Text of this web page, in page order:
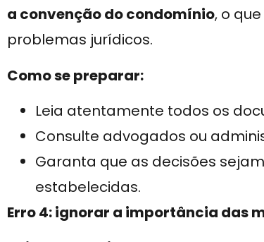
a convenção do condomínio, o
problemas jurídicos.
Como se preparar:
Leia atentamente todos os
Consulte advogados ou
Garanta que as decisões
estabelecidas.
Erro 4: ignorar a importância das